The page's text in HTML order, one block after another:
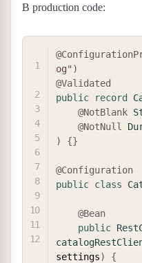
В production code:
og")
@Validated
public
record
@NotBlank
@NotNull
)
{}
@Configuration
public class
@Bean
public
settings)
{